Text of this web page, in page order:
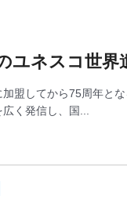
ユネスコ世界
盟してから75周年と
く発信し、国...